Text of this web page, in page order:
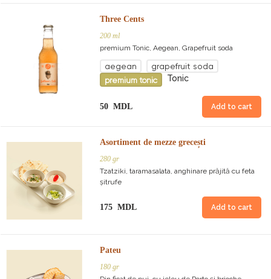
Three Cents
200 ml
premium Tonic, Aegean, Grapefruit soda
aegean
grapefruit soda
premium tonic
Tonic
50 MDL Add to cart
Asortiment de mezze grecești
280 gr
Tzatziki, taramasalata, anghinare prăjită cu feta
șitrufe
175 MDL Add to cart
Pateu
180 gr